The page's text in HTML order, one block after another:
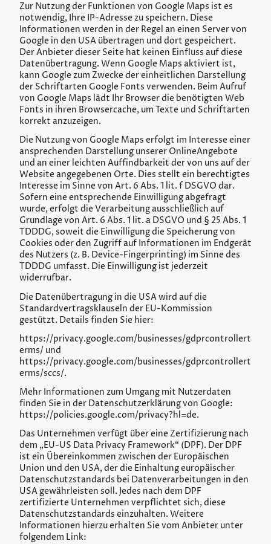
Zur Nutzung der Funktionen von Google Maps ist es
notwendig, Ihre IP-Adresse zu speichern. Diese
Informationen werden in der Regel an einen Server von
Google in den USA übertragen und dort gespeichert.
Der Anbieter dieser Seite hat keinen Einfluss auf diese
Datenübertragung. Wenn Google Maps aktiviert ist,
kann Google zum Zwecke der einheitlichen Darstellung
der Schriftarten Google Fonts verwenden. Beim Aufruf
von Google Maps lädt Ihr Browser die benötigten Web
Fonts in ihren Browsercache, um Texte und Schriftarten
korrekt anzuzeigen.
Die Nutzung von Google Maps erfolgt im Interesse einer
ansprechenden Darstellung unserer OnlineAngebote
und an einer leichten Auffindbarkeit der von uns auf der
Website angegebenen Orte. Dies stellt ein berechtigtes
Interesse im Sinne von Art. 6 Abs. 1 lit. f DSGVO dar.
Sofern eine entsprechende Einwilligung abgefragt
wurde, erfolgt die Verarbeitung ausschließlich auf
Grundlage von Art. 6 Abs. 1 lit. a DSGVO und § 25 Abs. 1
TDDDG, soweit die Einwilligung die Speicherung von
Cookies oder den Zugriff auf Informationen im Endgerät
des Nutzers (z. B. Device-Fingerprinting) im Sinne des
TDDDG umfasst. Die Einwilligung ist jederzeit
widerrufbar.
Die Datenübertragung in die USA wird auf die
Standardvertragsklauseln der EU-Kommission
gestützt. Details finden Sie hier:
https://privacy.google.com/businesses/gdprcontrollert
erms/ und
https://privacy.google.com/businesses/gdprcontrollert
erms/sccs/.
Mehr Informationen zum Umgang mit Nutzerdaten
finden Sie in der Datenschutzerklärung von Google:
https://policies.google.com/privacy?hl=de.
Das Unternehmen verfügt über eine Zertifizierung nach
dem „EU-US Data Privacy Framework“ (DPF). Der DPF
ist ein Übereinkommen zwischen der Europäischen
Union und den USA, der die Einhaltung europäischer
Datenschutzstandards bei Datenverarbeitungen in den
USA gewährleisten soll. Jedes nach dem DPF
zertifizierte Unternehmen verpflichtet sich, diese
Datenschutzstandards einzuhalten. Weitere
Informationen hierzu erhalten Sie vom Anbieter unter
folgendem Link: